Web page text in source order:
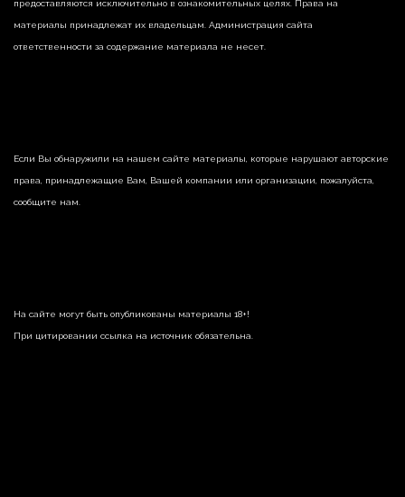
предоставляются исключительно в ознакомительных целях. Права на
материалы принадлежат их владельцам. Администрация сайта
ответственности за содержание материала не несет.
Если Вы обнаружили на нашем сайте материалы, которые нарушают авторские
права, принадлежащие Вам, Вашей компании или организации, пожалуйста,
сообщите нам.
На сайте могут быть опубликованы материалы 18+!
При цитировании ссылка на источник обязательна.